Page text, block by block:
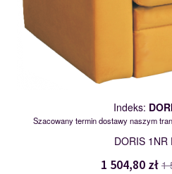
Indeks:
Szacowany termin dostawy naszym
DORIS 1NR
1 504,80 zł 1